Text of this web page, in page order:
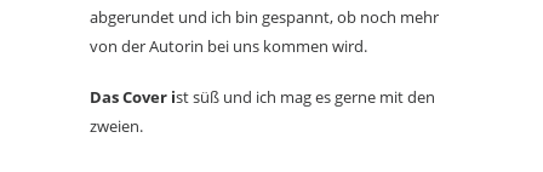
abgerundet und ich bin gespannt, ob noch mehr
von der Autorin bei uns kommen wird.
Das Cover ist süß und ich mag es gerne mit den
zweien.